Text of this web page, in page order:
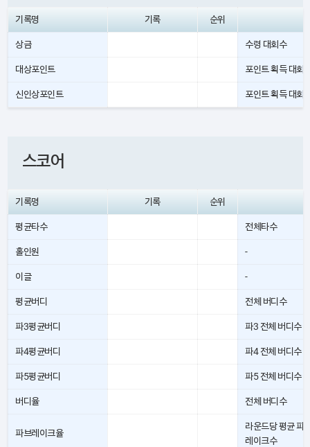
기록명 기록 순위
상금 수령 대회수
대상포인트 포인트 획득 대회
신인상포인트 포인트 획득 대회
스코어
기록명 기록 순위
평균타수 전체타수
홀인원 -
이글 -
평균버디 전체 버디수
파3평균버디 파3 전체 버디수
파4평균버디 파4 전체 버디수
파5평균버디 파5 전체 버디수
버디율 전체 버디수
파브레이크율
라운드당 평균 파
레이크수